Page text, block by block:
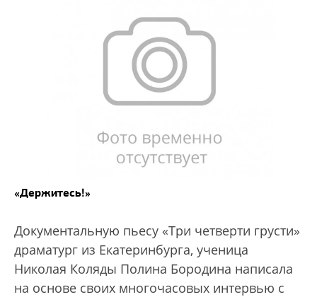
«Держитесь!»
Документальную пьесу «Три четверти грусти»
драматург из Екатеринбурга, ученица
Николая Коляды Полина Бородина написала
на основе своих многочасовых интервью с